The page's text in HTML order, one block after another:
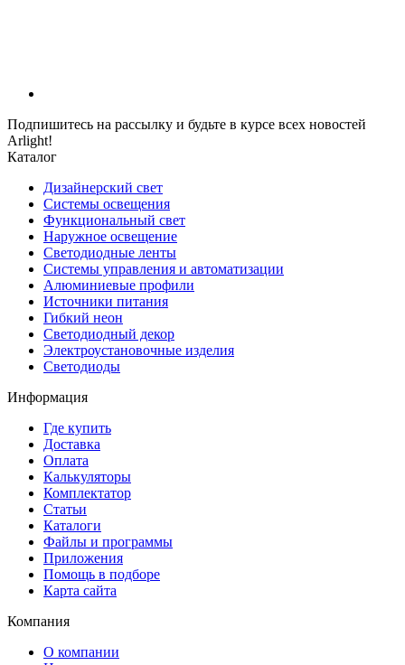
Подпишитесь на рассылку и будьте в курсе всех новостей
Arlight!
Каталог
Дизайнерский свет
Системы освещения
Функциональный свет
Наружное освещение
Светодиодные ленты
Системы управления и автоматизации
Алюминиевые профили
Источники питания
Гибкий неон
Светодиодный декор
Электроустановочные изделия
Светодиоды
Информация
Где купить
Доставка
Оплата
Калькуляторы
Комплектатор
Статьи
Каталоги
Файлы и программы
Приложения
Помощь в подборе
Карта сайта
Компания
О компании